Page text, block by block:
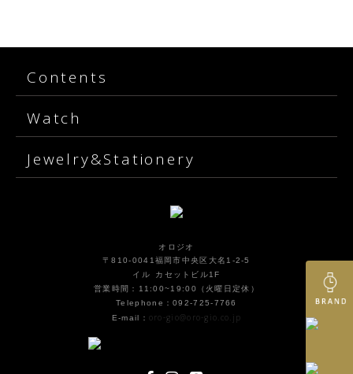
Contents
Watch
Jewelry&Stationery
オロジオ
〒810-0041福岡市中央区大名1-2-5
イル カセットビル1F
営業時間：11:00~19:00（火曜日定休）
Telephone：092-725-7766
E-mail： oro-gio@oro-gio.co.jp